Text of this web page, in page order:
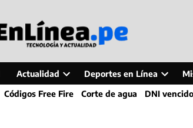
Actualidad
Open
dropdown
Deportes en Línea
Open
dropdown
Códigos Free Fire Corte de agua DNI vencido